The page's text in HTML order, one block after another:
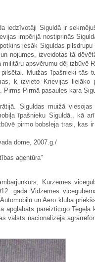
iedzīvotāji Siguldā ir
impērijā nostiprinās
iesāk Siguldas pilsdrupu
nojumes, izveidotas tā
apsvērumu dēļ izbūvē
Muižas īpašnieki tās
k izvieto Krievijas lielāko
Pirmā pasaules kara
Siguldas muižā viesojas
īpašnieku Siguldā., kā
pirmo bobsleja trasi, kas
dome, 2007.g./
aģentūra”
Kurzemes
gada Vidzemes
un Aero kluba
apglabāts pareizticīgo Tegeļa
valsts nacionalizēja